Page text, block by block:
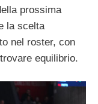
prossima
la scelta
nel roster, con
equilibrio.